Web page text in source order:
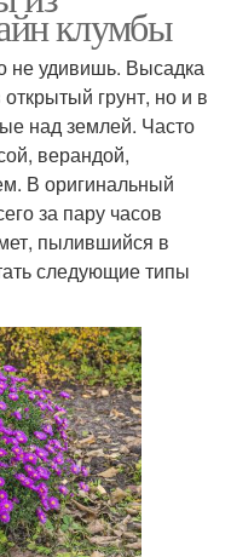
клумбы
не удивишь. Высадка
грунт, но и в
над землей. Часто
верандой,
В оригинальный
за пару часов
пылившийся в
следующие типы